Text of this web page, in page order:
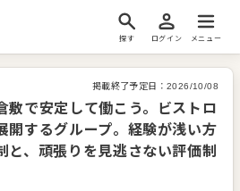
探す ログイン メニュー
掲載終了予定日： 2026/10/08
敷で安定して働こう。ビストロ
開するグループ。経験が浅い方
と、頑張りを見逃さない評価制